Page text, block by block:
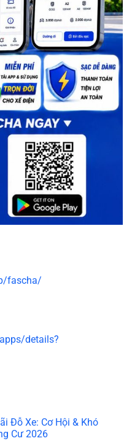
fascha/
details?
Đỗ Xe: Cơ Hội & Khó
Cư 2026